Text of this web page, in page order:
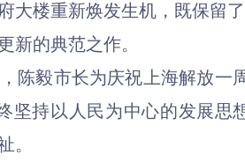
大楼重新焕发生机，既保留
新的典范之作。
陈毅市长为庆祝上海解放一
坚持以人民为中心的发展思
。